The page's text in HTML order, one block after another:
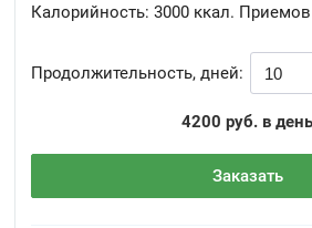
Калорийность: 3000 ккал.
Продолжительность, дней:
4200 руб. в день
Заказать